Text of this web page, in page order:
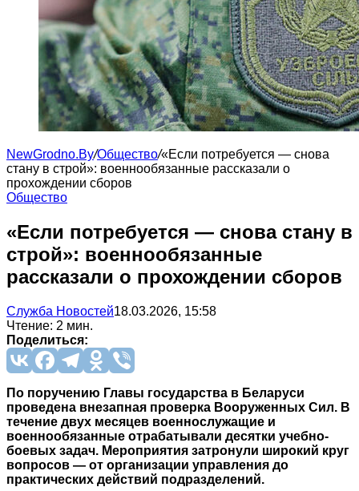
NewGrodno.By/Общество/«Если потребуется — снова
стану в строй»: военнообязанные рассказали о
прохождении сборов
Общество
«Если потребуется — снова стану в
строй»: военнообязанные
рассказали о прохождении сборов
Служба Новостей18.03.2026, 15:58
Чтение: 2 мин.
Поделиться:
По поручению Главы государства в Беларуси
проведена внезапная проверка Вооруженных Сил. В
течение двух месяцев военнослужащие и
военнообязанные отрабатывали десятки учебно-
боевых задач. Мероприятия затронули широкий круг
вопросов — от организации управления до
практических действий подразделений.